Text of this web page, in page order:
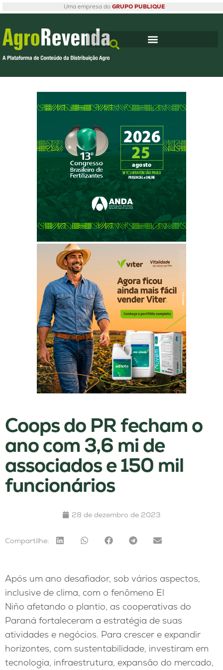
Uma empresa do GRUPO PUBLIQUE
Coops do PR fecham o
ano com 3,6 mi de
associados e 150 mil
funcionários
28 de dezembro de 2023
Compartilhe:
Após um ano desafiador, sob vários aspectos,
inclusive de clima, com o fenômeno El
Niño afetando o plantio, as cooperativas do
Paraná fortaleceram a estratégia de suas
atividades e negócios. Para crescer e expandir
horizontes, com sustentabilidade, investiram em
tecnologia, infraestrutura, expansão do mercado,